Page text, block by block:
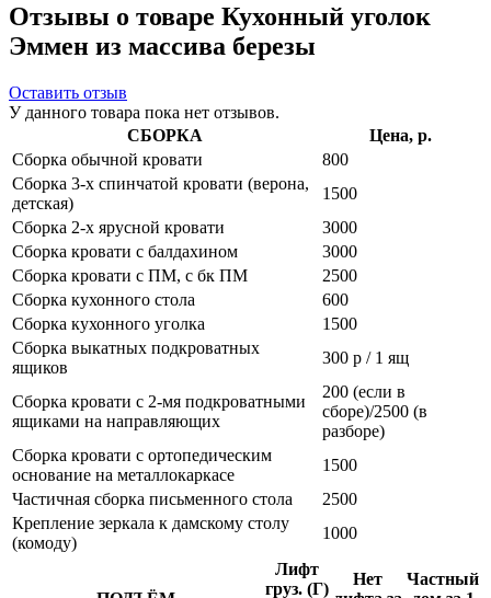
Отзывы о товаре Кухонный уголок
Эммен из массива березы
Оставить отзыв
У данного товара пока нет отзывов.
СБОРКА
Цена, р.
Сборка обычной кровати
800
Сборка 3-х спинчатой кровати (верона,
детская)
1500
Сборка 2-х ярусной кровати
3000
Сборка кровати с балдахином
3000
Сборка кровати с ПМ, с бк ПМ
2500
Сборка кухонного стола
600
Сборка кухонного уголка
1500
Сборка выкатных подкроватных
ящиков
300 р / 1 ящ
Сборка кровати с 2-мя подкроватными
ящиками на направляющих
200 (если в
сборе)/2500 (в
разборе)
Сборка кровати с ортопедическим
основание на металлокаркасе
1500
Частичная сборка письменного стола
2500
Крепление зеркала к дамскому столу
(комоду)
1000
Лифт
груз. (Г)
Нет
Частный